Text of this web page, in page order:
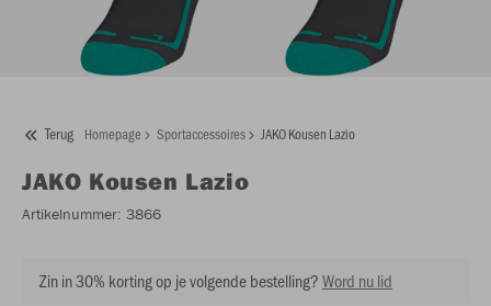
Terug Homepage Sportaccessoires JAKO Kousen Lazio
JAKO Kousen Lazio
Artikelnummer: 3866
Zin in 30% korting op je volgende bestelling?Word nu lid